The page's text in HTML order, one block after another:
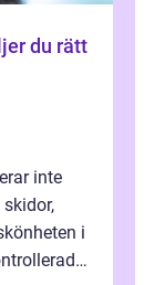
du rätt
inte
i